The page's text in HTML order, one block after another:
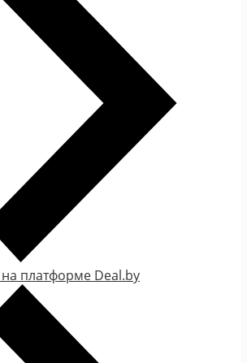
на платформе Deal.by